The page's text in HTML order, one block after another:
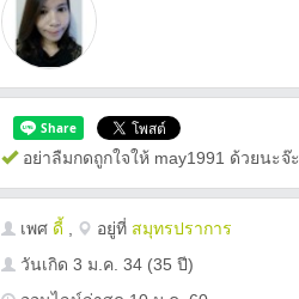
อย่าลืมกดถูกใจให้ may1991 ด้วยนะจ๊ะ
เพศ ดี้ อยู่ที่ สมุทรปราการ
วันเกิด 3 ม.ค. 34 (35 ปี)